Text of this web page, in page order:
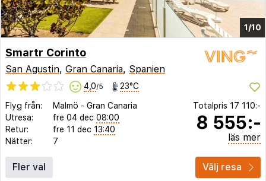
1/10
Smartr Corinto
San Agustin, Gran Canaria, Spanien
4,0/5 23°C
Flyg från: Malmö - Gran Canaria
Utresa:
fre 04 dec 08:00
Retur:
fre 11 dec 13:40
Nätter:
7
Totalpris 17 110:-
8 555:-
läs mer
Fler val Välj resa